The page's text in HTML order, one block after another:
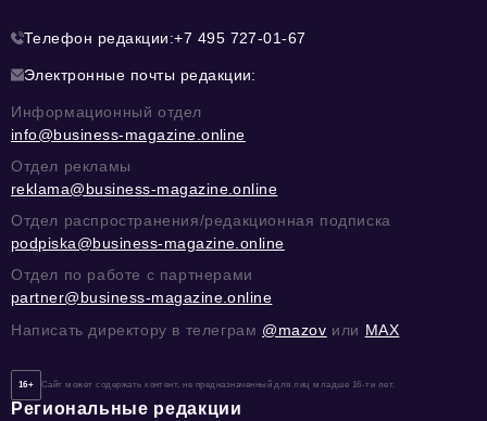
Телефон редакции:+7 495 727-01-67
Электронные почты редакции:
Информационный отдел
info@business-magazine.online
Отдел рекламы
reklama@business-magazine.online
Отдел распространения/редакционная подписка
podpiska@business-magazine.online
Отдел по работе с партнерами
partner@business-magazine.online
Написать директору в телеграм @mazov или MAX
16+ Сайт может содержать контент, не предназначенный для лиц младше 16-ти лет.
Региональные редакции